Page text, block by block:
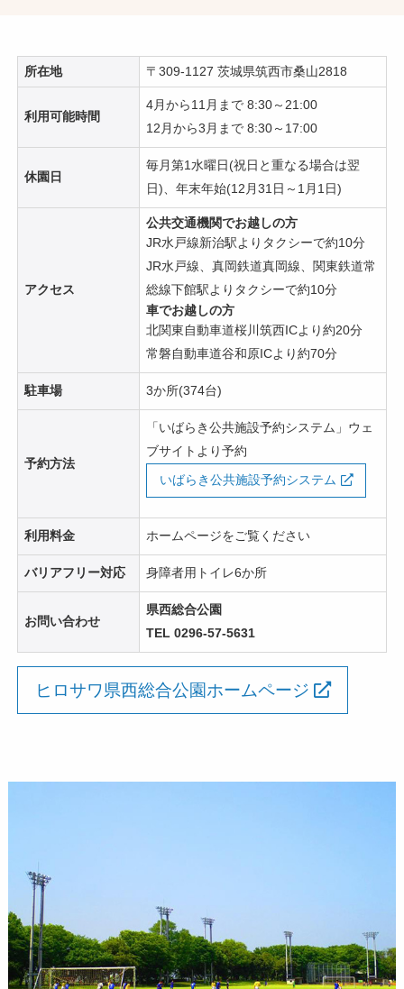
所在地 〒309-1127 茨城県筑西市桑山2818
利用可能時間
4月から11月まで 8:30～21:00
12月から3月まで 8:30～17:00
休園日
毎月第1水曜日(祝日と重なる場合は翌
日)、年末年始(12月31日～1月1日)
アクセス
公共交通機関でお越しの方
JR水戸線新治駅よりタクシーで約10分
JR水戸線、真岡鉄道真岡線、関東鉄道常
総線下館駅よりタクシーで約10分
車でお越しの方
北関東自動車道桜川筑西ICより約20分
常磐自動車道谷和原ICより約70分
駐車場 3か所(374台)
予約方法
「いばらき公共施設予約システム」ウェ
ブサイトより予約
いばらき公共施設予約システム
利用料金 ホームページをご覧ください
バリアフリー対応 身障者用トイレ6か所
お問い合わせ
県西総合公園
TEL 0296-57-5631
ヒロサワ県西総合公園ホームページ